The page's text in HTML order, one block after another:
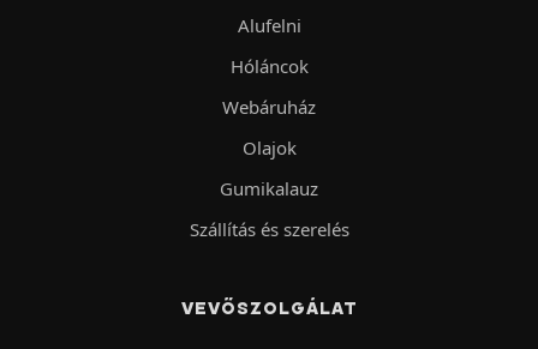
Alufelni
Hóláncok
Webáruház
Olajok
Gumikalauz
Szállítás és szerelés
VEVŐSZOLGÁLAT